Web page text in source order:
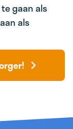
gaan als
als